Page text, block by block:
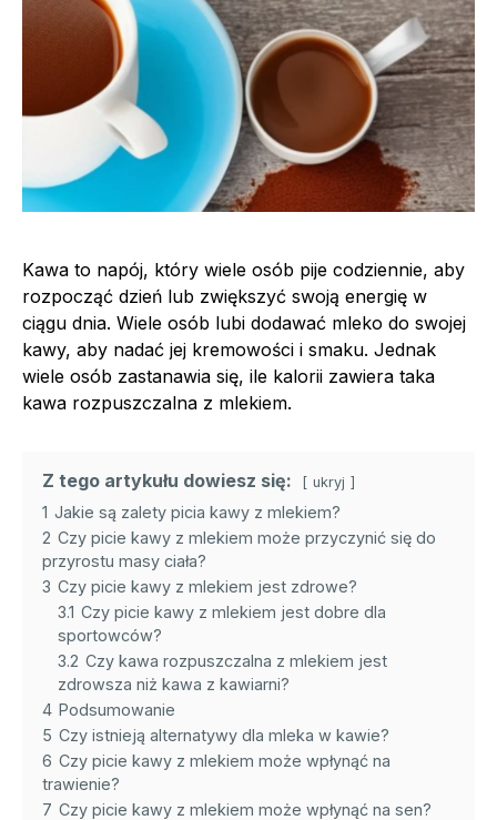
Kawa to napój, który wiele osób pije codziennie, aby
rozpocząć dzień lub zwiększyć swoją energię w
ciągu dnia. Wiele osób lubi dodawać mleko do swojej
kawy, aby nadać jej kremowości i smaku. Jednak
wiele osób zastanawia się, ile kalorii zawiera taka
kawa rozpuszczalna z mlekiem.
Z tego artykułu dowiesz się: ukryj
1 Jakie są zalety picia kawy z mlekiem?
2 Czy picie kawy z mlekiem może przyczynić się do
przyrostu masy ciała?
3 Czy picie kawy z mlekiem jest zdrowe?
3.1 Czy picie kawy z mlekiem jest dobre dla
sportowców?
3.2 Czy kawa rozpuszczalna z mlekiem jest
zdrowsza niż kawa z kawiarni?
4 Podsumowanie
5 Czy istnieją alternatywy dla mleka w kawie?
6 Czy picie kawy z mlekiem może wpłynąć na
trawienie?
7 Czy picie kawy z mlekiem może wpłynąć na sen?